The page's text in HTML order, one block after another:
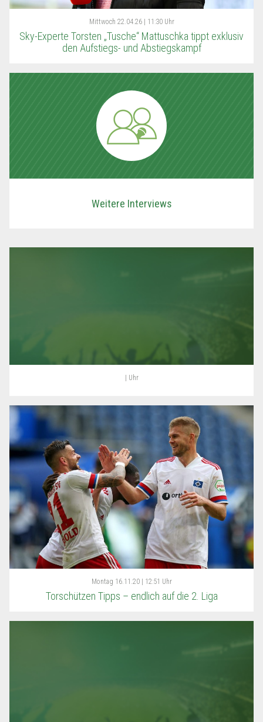
Mittwoch 22.04.26 | 11:30 Uhr
Sky-Experte Torsten „Tusche“ Mattuschka tippt exklusiv
den Aufstiegs- und Abstiegskampf
Weitere Interviews
| Uhr
Montag 16.11.20 | 12:51 Uhr
Torschützen Tipps – endlich auf die 2. Liga